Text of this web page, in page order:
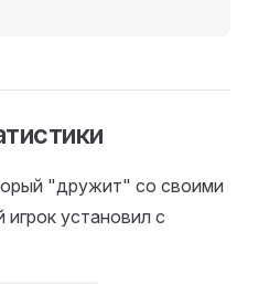
"дружит" со своими
установил с